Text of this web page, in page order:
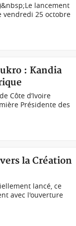
lancement
vendredi 25 octobre
: Kandia
Côte d’Ivoire
Présidente des
la Création
lancé, ce
avec l'ouverture